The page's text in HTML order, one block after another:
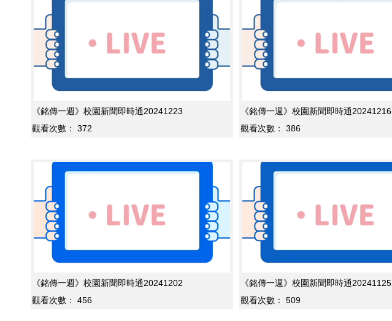
《銘傳一週》校園新聞即時通20241223
觀看次數：
372
《銘傳一週》校園新聞即時通20241216
觀看次數：
386
《銘傳一週》校園新聞即時通20241202
觀看次數：
456
《銘傳一週》校園新聞即時通20241125
觀看次數：
509